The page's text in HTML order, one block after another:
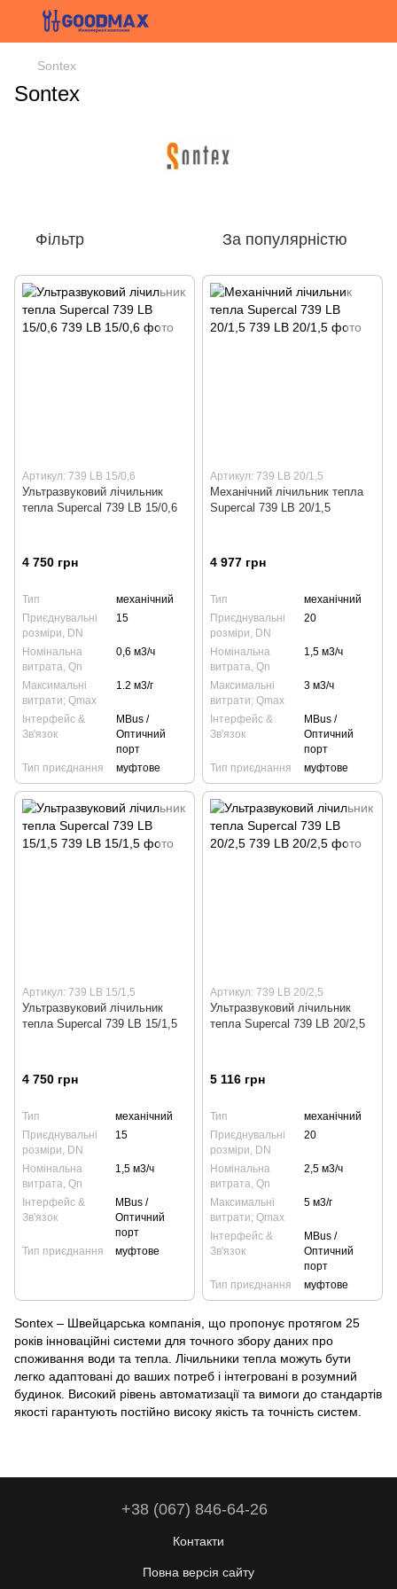
Sontex
Sontex
Фільтр За популярністю
Артикул: 739 LB 15/0,6
Ультразвуковий лічильник
тепла Supercal 739 LB 15/0,6
4 750 грн
Тип
механічний
Приєднувальні
розміри, DN
15
Номінальна
витрата, Qn
0,6 м3/ч
Максимальні
витрати; Qmax
1.2 м3/г
Інтерфейс &
Зв'язок
MBus /
Оптичний
порт
Тип приєднання
муфтове
Артикул: 739 LB 20/1,5
Механічний лічильник тепла
Supercal 739 LB 20/1,5
4 977 грн
Тип
механічний
Приєднувальні
розміри, DN
20
Номінальна
витрата, Qn
1,5 м3/ч
Максимальні
витрати; Qmax
3 м3/ч
Інтерфейс &
Зв'язок
MBus /
Оптичний
порт
Тип приєднання
муфтове
Артикул: 739 LB 15/1,5
Ультразвуковий лічильник
тепла Supercal 739 LB 15/1,5
4 750 грн
Тип
механічний
Приєднувальні
розміри, DN
15
Номінальна
витрата, Qn
1,5 м3/ч
Інтерфейс &
Зв'язок
MBus /
Оптичний
порт
Тип приєднання
муфтове
Артикул: 739 LB 20/2,5
Ультразвуковий лічильник
тепла Supercal 739 LB 20/2,5
5 116 грн
Тип
механічний
Приєднувальні
розміри, DN
20
Номінальна
витрата, Qn
2,5 м3/ч
Максимальні
витрати; Qmax
5 м3/г
Інтерфейс &
Зв'язок
MBus /
Оптичний
порт
Тип приєднання
муфтове
Sontex – Швейцарська компанія, що пропонує протягом 25
років інноваційні системи для точного збору даних про
споживання води та тепла. Лічильники тепла можуть бути
легко адаптовані до ваших потреб і інтегровані в розумний
будинок. Високий рівень автоматизації та вимоги до стандартів
якості гарантують постійно високу якість та точність систем.
+38 (067) 846-64-26
Контакти
Повна версія сайту